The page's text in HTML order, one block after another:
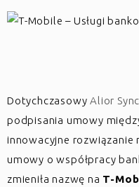
DotychczasowyAlior Sync
podpisania umowy
innowacyjne rozwiązanie
umowy o współpracy
zmieniła nazwę na T-